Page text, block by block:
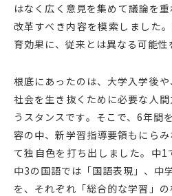
はなく広く意見を集めて議論を重
改革すべき内容を模索しました
育効果に、従来とは異なる可能性
根底にあったのは、大学入学後や
社会を生き抜くために必要な人
うスタンスです。そこで、6年間
容の中、新学習指導要領もにら
て独自色を打ち出しました。中1
中3の国語では「国語表現」、中
を、それぞれ「総合的な学習」